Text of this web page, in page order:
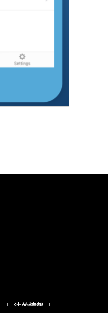
法的情報